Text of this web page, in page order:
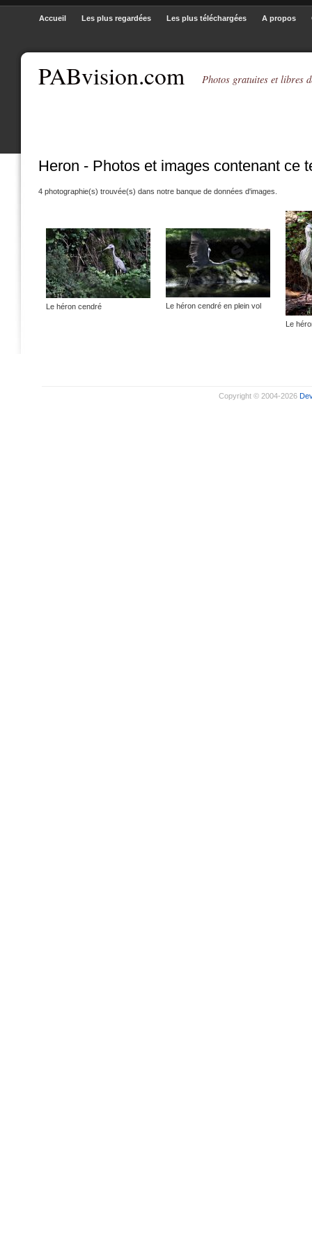
PABvision.com Photos gratuites et libres
Accueil Les plus regardées Les plus téléchargées A propos
Heron - Photos et images contenant ce
4 photographie(s) trouvée(s) dans notre banque de données d'images.
Le héron cendré Le héron cendré en plein vol
Le
Copyright © 2004-2026